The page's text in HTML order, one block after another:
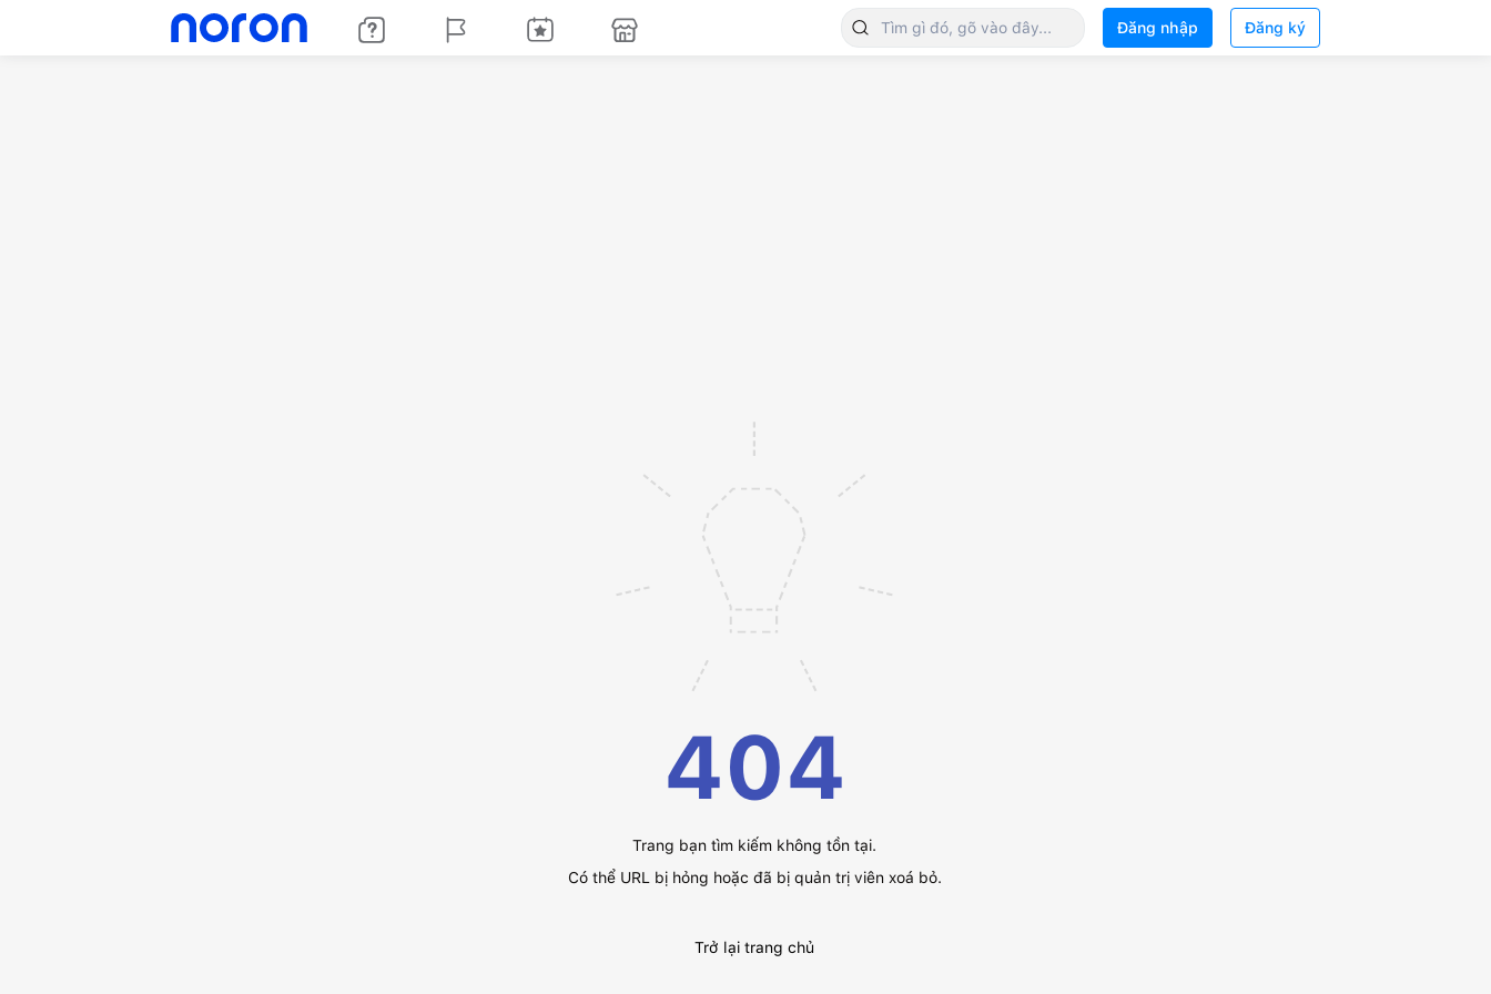
Đăng nhập Đăng ký
404
Trang bạn tìm kiếm không tồn tại.
Có thể URL bị hỏng hoặc đã bị quản trị viên xoá bỏ.
Trở lại trang chủ